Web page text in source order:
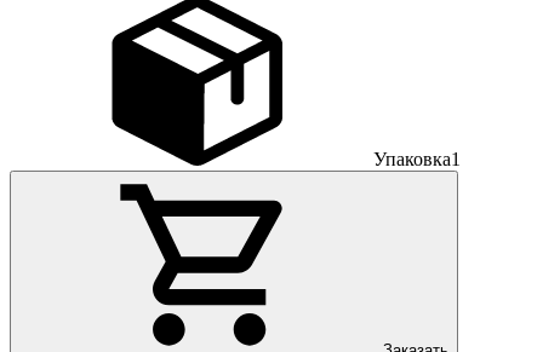
Упаковка1